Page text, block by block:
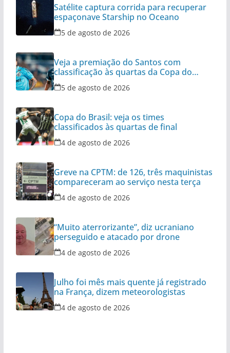
Satélite captura corrida para recuperar
espaçonave Starship no Oceano
5 de agosto de 2026
Veja a premiação do Santos com
classificação às quartas da Copa do
Brasil
5 de agosto de 2026
Copa do Brasil: veja os times
classificados às quartas de final
4 de agosto de 2026
Greve na CPTM: de 126, três maquinistas
compareceram ao serviço nesta terça
4 de agosto de 2026
“Muito aterrorizante”, diz ucraniano
perseguido e atacado por drone
4 de agosto de 2026
Julho foi mês mais quente já registrado
na França, dizem meteorologistas
4 de agosto de 2026